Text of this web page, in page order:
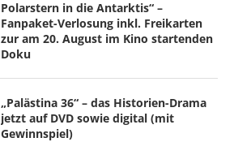
Polarstern in die Antarktis“ –
Fanpaket-Verlosung inkl. Freikarten
zur am 20. August im Kino startenden
Doku
„Palästina 36“ – das Historien-Drama
jetzt auf DVD sowie digital (mit
Gewinnspiel)